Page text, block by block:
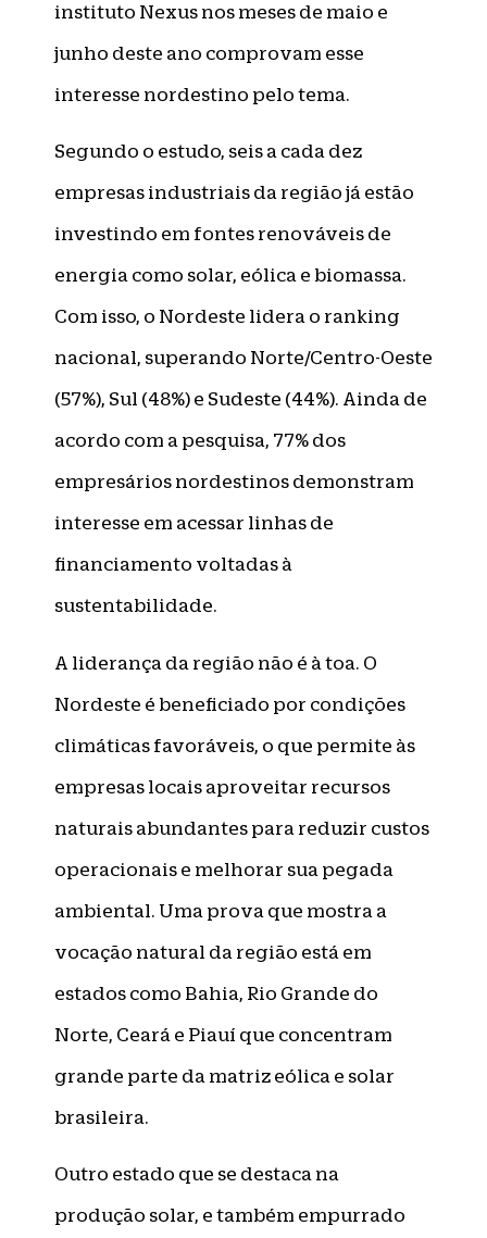
instituto Nexus nos meses de maio e
junho deste ano comprovam esse
interesse nordestino pelo tema.
Segundo o estudo, seis a cada dez
empresas industriais da região já estão
investindo em fontes renováveis de
energia como solar, eólica e biomassa.
Com isso, o Nordeste lidera o ranking
nacional, superando Norte/Centro-Oeste
(57%), Sul (48%) e Sudeste (44%). Ainda de
acordo com a pesquisa, 77% dos
empresários nordestinos demonstram
interesse em acessar linhas de
financiamento voltadas à
sustentabilidade.
A liderança da região não é à toa. O
Nordeste é beneficiado por condições
climáticas favoráveis, o que permite às
empresas locais aproveitar recursos
naturais abundantes para reduzir custos
operacionais e melhorar sua pegada
ambiental. Uma prova que mostra a
vocação natural da região está em
estados como Bahia, Rio Grande do
Norte, Ceará e Piauí que concentram
grande parte da matriz eólica e solar
brasileira.
Outro estado que se destaca na
produção solar, e também empurrado